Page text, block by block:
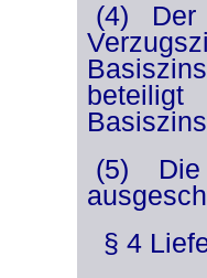
(4) Der
(5) Die
§ 4